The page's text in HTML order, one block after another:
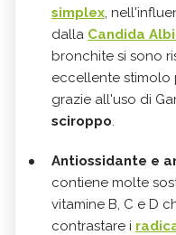
simplex,
dalla Candida
bronchite si sono
eccellente stimolo
grazie all'uso di
sciroppo.
Antiossidante e
contiene molte
vitamine B, C e D
contrastare i